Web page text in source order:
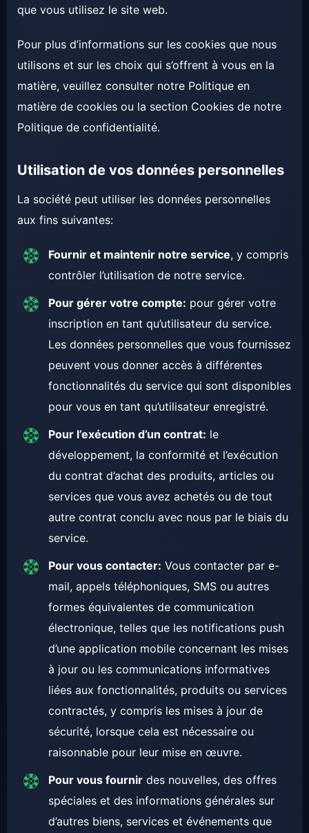
que vous utilisez le site web.
Pour plus d’informations sur les cookies que nous
utilisons et sur les choix qui s’offrent à vous en la
matière, veuillez consulter notre Politique en
matière de cookies ou la section Cookies de notre
Politique de confidentialité.
Utilisation de vos données personnelles
La société peut utiliser les données personnelles
aux fins suivantes:
Fournir et maintenir notre service, y compris
contrôler l’utilisation de notre service.
Pour gérer votre compte: pour gérer votre
inscription en tant qu’utilisateur du service.
Les données personnelles que vous fournissez
peuvent vous donner accès à différentes
fonctionnalités du service qui sont disponibles
pour vous en tant qu’utilisateur enregistré.
Pour l’exécution d’un contrat: le
développement, la conformité et l’exécution
du contrat d’achat des produits, articles ou
services que vous avez achetés ou de tout
autre contrat conclu avec nous par le biais du
service.
Pour vous contacter: Vous contacter par e-
mail, appels téléphoniques, SMS ou autres
formes équivalentes de communication
électronique, telles que les notifications push
d’une application mobile concernant les mises
à jour ou les communications informatives
liées aux fonctionnalités, produits ou services
contractés, y compris les mises à jour de
sécurité, lorsque cela est nécessaire ou
raisonnable pour leur mise en œuvre.
Pour vous fournir des nouvelles, des offres
spéciales et des informations générales sur
d’autres biens, services et événements que